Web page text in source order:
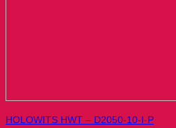
HOLOWITS HWT – D2050-10-I-P